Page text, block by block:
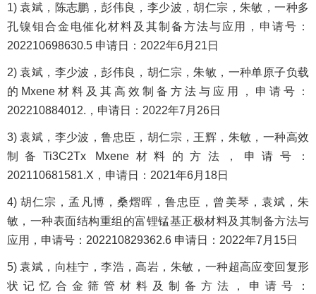
1) 袁斌，陈志鹏，彭伟良，李少波，胡仁宗，朱敏，一种多
孔镍钼合金电催化材料及其制备方法与应用，申请号：
202210698630.5 申请日：2022年6月21日
2) 袁斌，李少波，彭伟良，胡仁宗，朱敏，一种单原子负载
的Mxene材料及其高效制备方法与应用，申请号：
202210884012.，申请日：2022年7月26日
3) 袁斌，李少波，鲁忠臣，胡仁宗，王辉，朱敏，一种高效
制备Ti3C2Tx Mxene材料的方法，申请号：
202110681581.X，申请日：2021年6月18日
4) 胡仁宗，孟凡博，桑熠晖，鲁忠臣，曾美琴，袁斌，朱
敏，一种表面结构重组的富锂锰基正极材料及其制备方法与
应用，申请号：202210829362.6 申请日：2022年7月15日
5) 袁斌，向桂宁，李浩，高岩，朱敏，一种超高应变回复形
状记忆合金筛管材料及制备方法，申请号：